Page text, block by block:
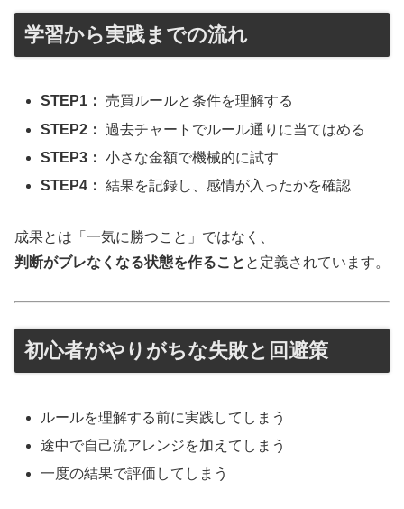
学習から実践までの流れ
STEP1： 売買ルールと条件を理解する
STEP2： 過去チャートでルール通りに当てはめる
STEP3： 小さな金額で機械的に試す
STEP4： 結果を記録し、感情が入ったかを確認
成果とは「一気に勝つこと」ではなく、
判断がブレなくなる状態を作ること と定義されています。
初心者がやりがちな失敗と回避策
ルールを理解する前に実践してしまう
途中で自己流アレンジを加えてしまう
一度の結果で評価してしまう